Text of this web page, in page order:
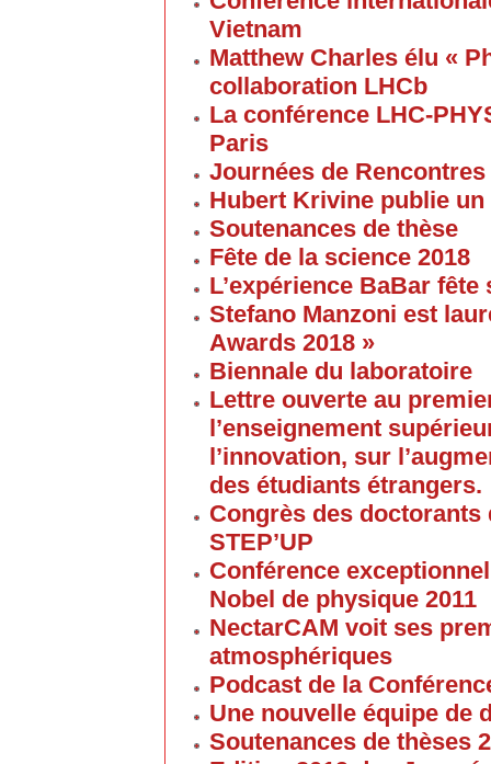
Vietnam
Matthew Charles élu «
collaboration LHCb
La conférence LHC-
Paris
Journées de
Hubert Krivine publie
Soutenances de thèse
Fête de la science 2018
L’expérience BaBar fête
Stefano Manzoni est
Awards 2018 »
Biennale du laboratoire
Lettre ouverte au
l’enseignement
l’innovation, sur
des étudiants étrangers.
Congrès des doctorants
STEP’UP
Conférence
Nobel de physique 2011
NectarCAM voit ses
atmosphériques
Podcast de la
Une nouvelle équipe de
Soutenances de thèses